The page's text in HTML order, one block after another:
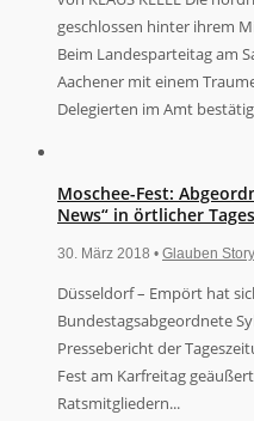
geschlossen hinter ihrem
Beim Landesparteitag am
Aachener mit einem
Delegierten im Amt
Moschee-Fest:
News“ in örtlicher
30. März 2018 • Glauben Story
Düsseldorf – Empört hat
Bundestagsabgeordnete
Pressebericht der
Fest am Karfreitag
Ratsmitgliedern...